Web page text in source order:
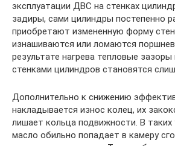
эксплуатации ДВС на стенках
задиры, сами цилиндры постепенно
приобретают измененную форму
изнашиваются или ломаются
результате нагрева тепловые
стенками цилиндров становятся
Дополнительно к снижению
накладывается износ колец, их
лишает кольца подвижности. В таких
масло обильно попадает в камеру